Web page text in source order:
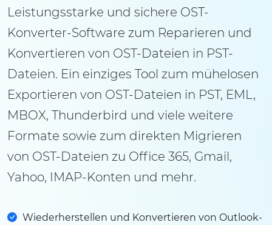
Leistungsstarke und sichere OST-
Konverter-Software zum Reparieren und
Konvertieren von OST-Dateien in PST-
Dateien. Ein einziges Tool zum mühelosen
Exportieren von OST-Dateien in PST, EML,
MBOX, Thunderbird und viele weitere
Formate sowie zum direkten Migrieren
von OST-Dateien zu Office 365, Gmail,
Yahoo, IMAP-Konten und mehr.
Wiederherstellen und Konvertieren von Outlook-